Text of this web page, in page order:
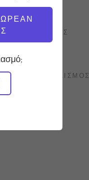
ΠΡΟΠΌΝΗΣΗΣ
ΕΞΟΠΛΙΣΜΌΣ
Wunda